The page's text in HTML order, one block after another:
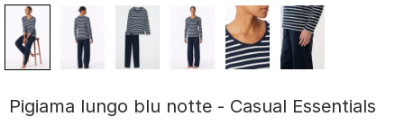
Pigiama lungo blu notte - Casual Essentials